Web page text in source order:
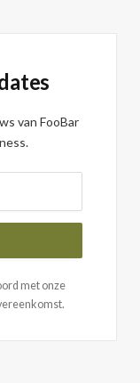
van FooBar
met onze